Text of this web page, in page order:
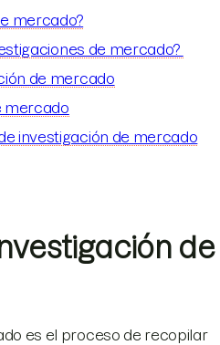
mercado?
de mercado?
de mercado
mercado
investigación de mercado
de
es el proceso de recopilar